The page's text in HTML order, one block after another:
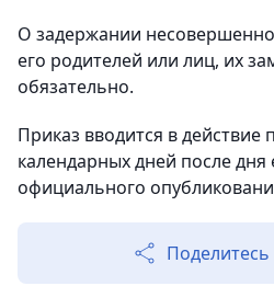
О задержании
его родителей или лиц, их
обязательно.
Приказ вводится в действие
календарных дней после дня
официального